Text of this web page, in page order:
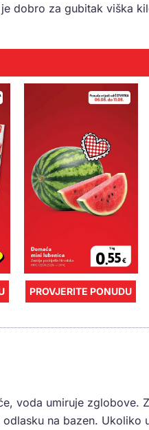
dobro za gubitak viška
PROVJERITE PONUDU
voda umiruje zglobove.
na bazen. Ukoliko